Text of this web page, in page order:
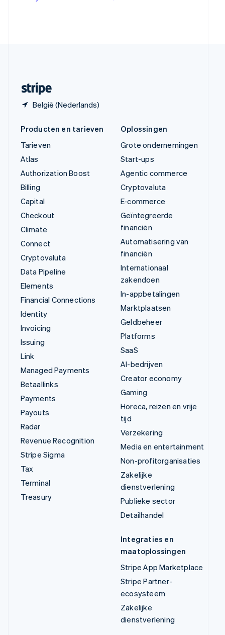
België (Nederlands)
Producten en tarieven
Tarieven
Atlas
Authorization Boost
Billing
Capital
Checkout
Climate
Connect
Cryptovaluta
Data Pipeline
Elements
Financial Connections
Identity
Invoicing
Issuing
Link
Managed Payments
Betaallinks
Payments
Payouts
Radar
Revenue Recognition
Stripe Sigma
Tax
Terminal
Treasury
Oplossingen
Grote ondernemingen
Start-ups
Agentic commerce
Cryptovaluta
E-commerce
Geïntegreerde
financiën
Automatisering van
financiën
Internationaal
zakendoen
In-appbetalingen
Marktplaatsen
Geldbeheer
Platforms
SaaS
AI-bedrijven
Creator economy
Gaming
Horeca, reizen en vrije
tijd
Verzekering
Media en entertainment
Non-profitorganisaties
Zakelijke
dienstverlening
Publieke sector
Detailhandel
Integraties en
maatoplossingen
Stripe App Marketplace
Stripe Partner-
ecosysteem
Zakelijke
dienstverlening